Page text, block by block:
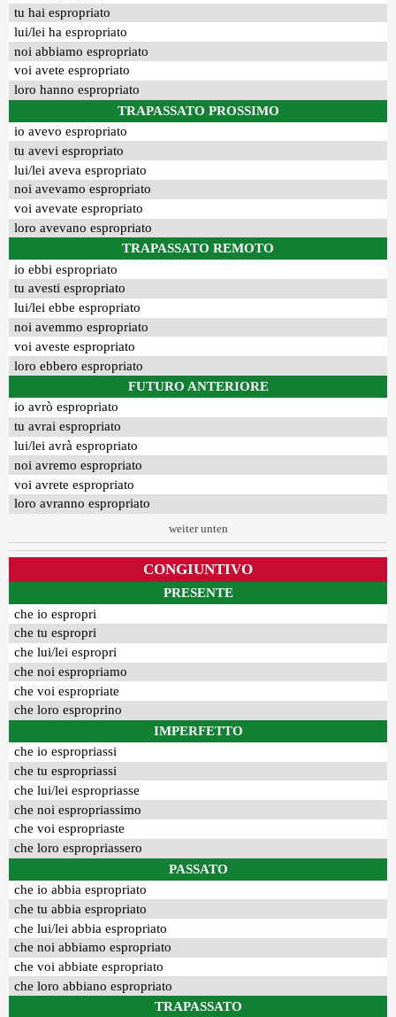
tu hai espropriato
lui/lei ha espropriato
noi abbiamo espropriato
voi avete espropriato
loro hanno espropriato
TRAPASSATO PROSSIMO
io avevo espropriato
tu avevi espropriato
lui/lei aveva espropriato
noi avevamo espropriato
voi avevate espropriato
loro avevano espropriato
TRAPASSATO REMOTO
io ebbi espropriato
tu avesti espropriato
lui/lei ebbe espropriato
noi avemmo espropriato
voi aveste espropriato
loro ebbero espropriato
FUTURO ANTERIORE
io avrò espropriato
tu avrai espropriato
lui/lei avrà espropriato
noi avremo espropriato
voi avrete espropriato
loro avranno espropriato
weiter unten
CONGIUNTIVO
PRESENTE
che io espropri
che tu espropri
che lui/lei espropri
che noi espropriamo
che voi espropriate
che loro esproprino
IMPERFETTO
che io espropriassi
che tu espropriassi
che lui/lei espropriasse
che noi espropriassimo
che voi espropriaste
che loro espropriassero
PASSATO
che io abbia espropriato
che tu abbia espropriato
che lui/lei abbia espropriato
che noi abbiamo espropriato
che voi abbiate espropriato
che loro abbiano espropriato
TRAPASSATO